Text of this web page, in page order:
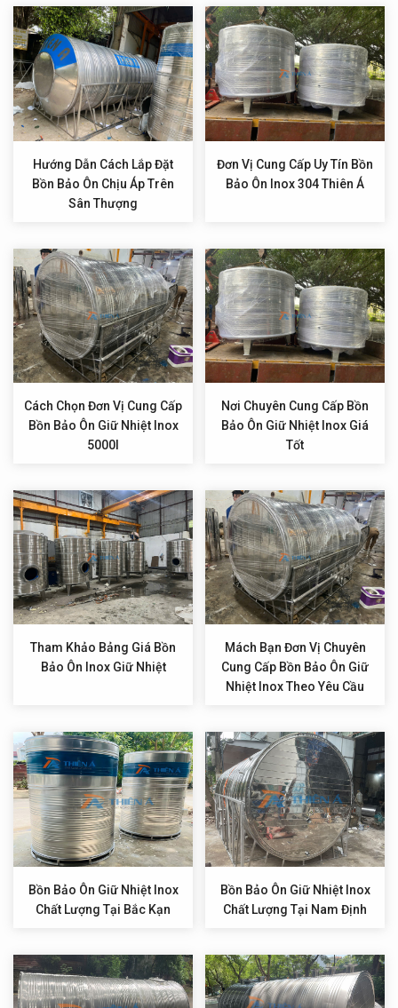
Hướng Dẫn Cách Lắp Đặt
Bồn Bảo Ôn Chịu Áp Trên
Sân Thượng
Đơn Vị Cung Cấp Uy Tín Bồn
Bảo Ôn Inox 304 Thiên Á
Cách Chọn Đơn Vị Cung Cấp
Bồn Bảo Ôn Giữ Nhiệt Inox
5000l
Nơi Chuyên Cung Cấp Bồn
Bảo Ôn Giữ Nhiệt Inox Giá
Tốt
Tham Khảo Bảng Giá Bồn
Bảo Ôn Inox Giữ Nhiệt
Mách Bạn Đơn Vị Chuyên
Cung Cấp Bồn Bảo Ôn Giữ
Nhiệt Inox Theo Yêu Cầu
Bồn Bảo Ôn Giữ Nhiệt Inox
Chất Lượng Tại Bắc Kạn
Bồn Bảo Ôn Giữ Nhiệt Inox
Chất Lượng Tại Nam Định